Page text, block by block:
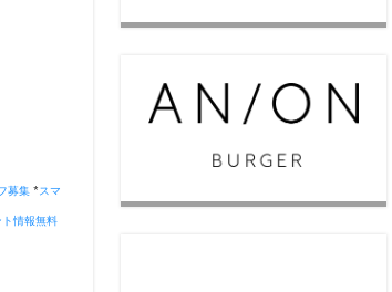
募集 *スマ
ト情報無料